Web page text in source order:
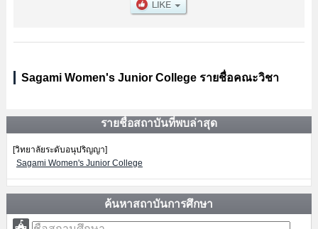
Sagami Women's Junior College รายชื่อคณะวิชา
รายชื่อสถาบันที่พบล่าสุด
[วิทยาลัยระดับอนุปริญญา]
Sagami Women's Junior College
ค้นหาสถาบันการศึกษา